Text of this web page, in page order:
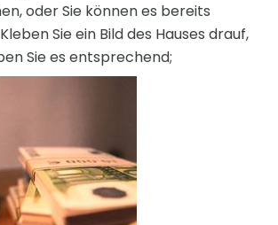
oder Sie können es bereits
Sie ein Bild des Hauses drauf,
Sie es entsprechend;